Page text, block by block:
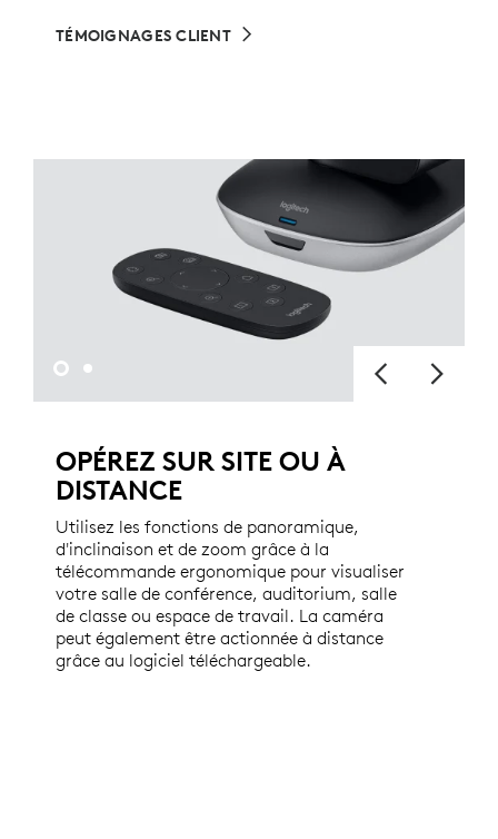
TÉMOIGNAGES CLIENT
OPÉREZ SUR SITE OU À
DISTANCE
Utilisez les fonctions de panoramique,
d'inclinaison et de zoom grâce à la
télécommande ergonomique pour visualiser
votre salle de conférence, auditorium, salle
de classe ou espace de travail. La caméra
peut également être actionnée à distance
grâce au logiciel téléchargeable.